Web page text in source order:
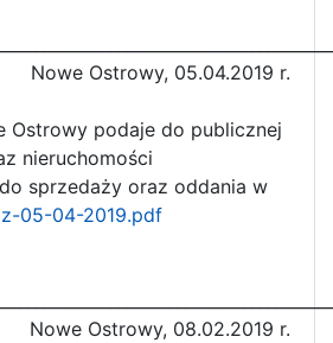
Nowe Ostrowy, 05.04.2019 r.
Ostrowy podaje do publicznej
nieruchomości
sprzedaży oraz oddania w
05-04-2019.pdf
Nowe Ostrowy, 08.02.2019 r.